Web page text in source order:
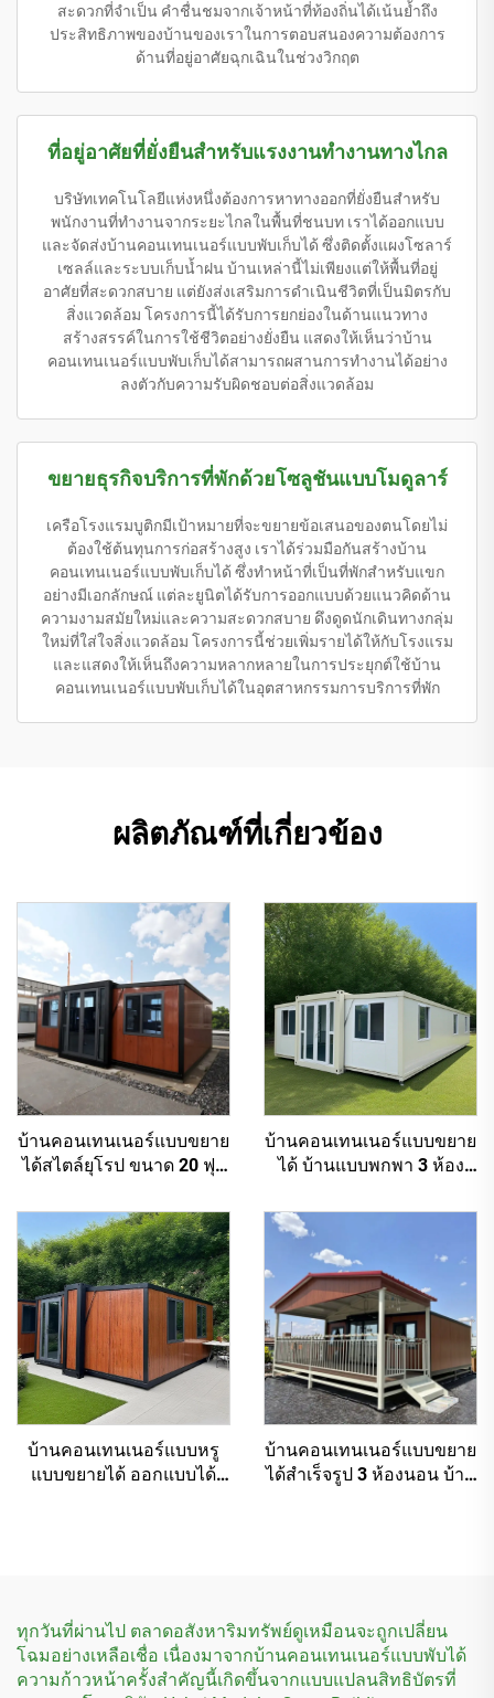
สะดวกที่จำเป็น คำชื่นชมจากเจ้าหน้าที่ท้องถิ่นได้เน้นย้ำถึง
ประสิทธิภาพของบ้านของเราในการตอบสนองความต้องการ
ด้านที่อยู่อาศัยฉุกเฉินในช่วงวิกฤต
ที่อยู่อาศัยที่ยั่งยืนสำหรับแรงงานทำงานทางไกล
บริษัทเทคโนโลยีแห่งหนึ่งต้องการหาทางออกที่ยั่งยืนสำหรับ
พนักงานที่ทำงานจากระยะไกลในพื้นที่ชนบท เราได้ออกแบบ
และจัดส่งบ้านคอนเทนเนอร์แบบพับเก็บได้ ซึ่งติดตั้งแผงโซลาร์
เซลล์และระบบเก็บน้ำฝน บ้านเหล่านี้ไม่เพียงแต่ให้พื้นที่อยู่
อาศัยที่สะดวกสบาย แต่ยังส่งเสริมการดำเนินชีวิตที่เป็นมิตรกับ
สิ่งแวดล้อม โครงการนี้ได้รับการยกย่องในด้านแนวทาง
สร้างสรรค์ในการใช้ชีวิตอย่างยั่งยืน แสดงให้เห็นว่าบ้าน
คอนเทนเนอร์แบบพับเก็บได้สามารถผสานการทำงานได้อย่าง
ลงตัวกับความรับผิดชอบต่อสิ่งแวดล้อม
ขยายธุรกิจบริการที่พักด้วยโซลูชันแบบโมดูลาร์
เครือโรงแรมบูติกมีเป้าหมายที่จะขยายข้อเสนอของตนโดยไม่
ต้องใช้ต้นทุนการก่อสร้างสูง เราได้ร่วมมือกันสร้างบ้าน
คอนเทนเนอร์แบบพับเก็บได้ ซึ่งทำหน้าที่เป็นที่พักสำหรับแขก
อย่างมีเอกลักษณ์ แต่ละยูนิตได้รับการออกแบบด้วยแนวคิดด้าน
ความงามสมัยใหม่และความสะดวกสบาย ดึงดูดนักเดินทางกลุ่ม
ใหม่ที่ใส่ใจสิ่งแวดล้อม โครงการนี้ช่วยเพิ่มรายได้ให้กับโรงแรม
และแสดงให้เห็นถึงความหลากหลายในการประยุกต์ใช้บ้าน
คอนเทนเนอร์แบบพับเก็บได้ในอุตสาหกรรมการบริการที่พัก
ผลิตภัณฑ์ที่เกี่ยวข้อง
บ้านคอนเทนเนอร์แบบขยาย
ได้สไตล์ยุโรป ขนาด 20 ฟุต
พาสำหรับประเทศ
ออสเตรเลีย
บ้านคอนเทนเนอร์แบบขยาย
ได้ บ้านแบบพกพา 3 ห้อง
บ้านคอนเทนเนอร์แบบหรู
แบบขยายได้ ออกแบบได้
บ้านคอนเทนเนอร์แบบขยาย
ได้สำเร็จรูป 3 ห้องนอน บ้าน
ทุกวันที่ผ่านไป ตลาดอสังหาริมทรัพย์ดูเหมือนจะถูกเปลี่ยน
โฉมอย่างเหลือเชื่อ เนื่องมาจากบ้านคอนเทนเนอร์แบบพับได้
ความก้าวหน้าครั้งสำคัญนี้เกิดขึ้นจากแบบแปลนสิทธิบัตรที่